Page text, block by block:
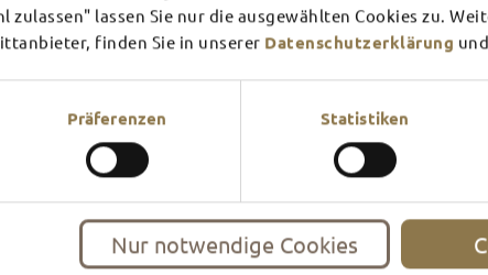
zulassen" lassen Sie nur die ausgewählten Cookies zu.
finden Sie in unserer Datenschutzerklärung
Präferenzen Statistiken
Nur notwendige Cookies
Mehr erfahren Mehr
In Fulda ist irgendwo immer
Theater – entdecke hier